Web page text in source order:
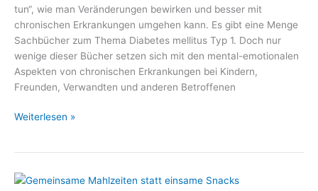
tun“, wie man Veränderungen bewirken und besser mit
chronischen Erkrankungen umgehen kann. Es gibt eine Menge
Sachbücher zum Thema Diabetes mellitus Typ 1. Doch nur
wenige dieser Bücher setzen sich mit den mental-emotionalen
Aspekten von chronischen Erkrankungen bei Kindern,
Freunden, Verwandten und anderen Betroffenen
Manchmal
Nichts
Weiterlesen »